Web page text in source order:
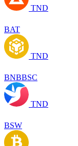
TND
BAT
TND
BNBBSC
TND
BSW